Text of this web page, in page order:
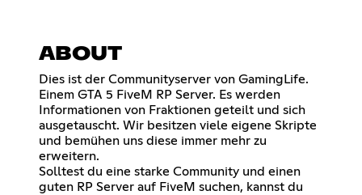
ABOUT
Dies ist der Communityserver von GamingLife.
Einem GTA 5 FiveM RP Server. Es werden
Informationen von Fraktionen geteilt und sich
ausgetauscht. Wir besitzen viele eigene Skripte
und bemühen uns diese immer mehr zu
erweitern.
Solltest du eine starke Community und einen
guten RP Server auf FiveM suchen, kannst du